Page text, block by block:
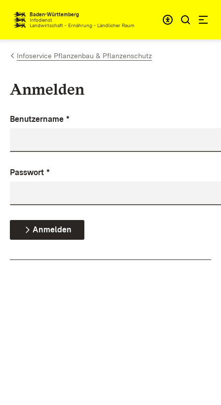
Zum Inhalt springen
Baden-Württemberg
Infodienst
Landwirtschaft - Ernährung - Ländlicher Raum
Infoservice Pflanzenbau & Pflanzenschutz
Anmelden
Benutzername *
Passwort *
Anmelden